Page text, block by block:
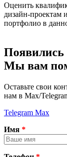
Оценить
дизайн-проектам
портфолио в
Появились
Мы вам
Оставьте свои
нам в Max/
Telegram Max
Имя *